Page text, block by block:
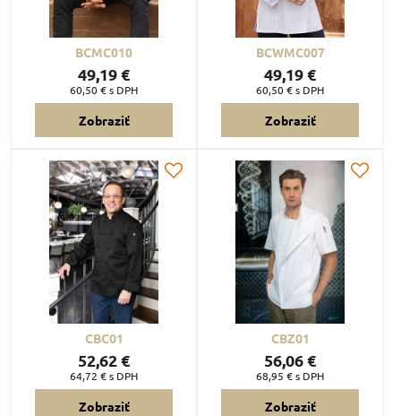
BCMC010
49,19 €
60,50 €s DPH
Zobraziť
BCWMC007
49,19 €
60,50 €s DPH
Zobraziť
CBC01
52,62 €
64,72 €s DPH
Zobraziť
CBZ01
56,06 €
68,95 €s DPH
Zobraziť